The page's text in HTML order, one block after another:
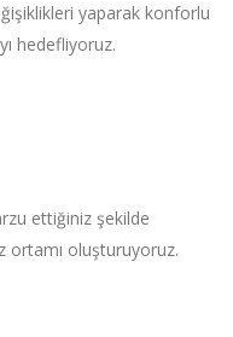
yaparak konforlu
hedefliyoruz.
arzu ettiğiniz şekilde
ortamı oluşturuyoruz.